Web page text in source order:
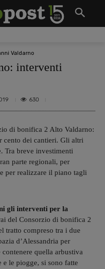
Valdarno
interventi
630
di bonifica 2 Alto Valdarno:
cento dei cantieri. Gli altri
Tra breve investimenti
parte regionali, per
per realizzare il piano tagli
gli interventi per la
del Consorzio di bonifica 2
tratto compreso tra i due
d’Alessandria per
quella arbustiva
le piogge, si sono fatte